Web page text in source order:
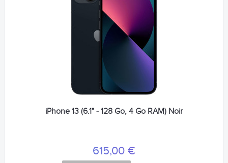
iPhone 13 (6.1" - 128 Go, 4 Go RAM) Noir
615,00 €